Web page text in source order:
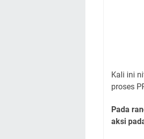
Kali ini
proses
Pada
aksi